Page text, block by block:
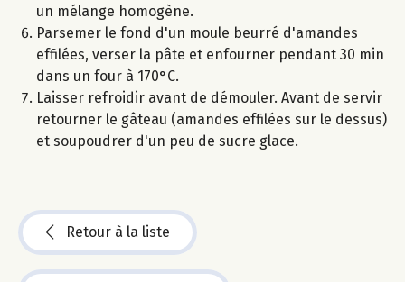
un mélange homogène.
Parsemer le fond d'un moule beurré d'amandes
effilées, verser la pâte et enfourner pendant 30 min
dans un four à 170°C.
Laisser refroidir avant de démouler. Avant de servir
retourner le gâteau (amandes effilées sur le dessus)
et soupoudrer d'un peu de sucre glace.
Retour à la liste